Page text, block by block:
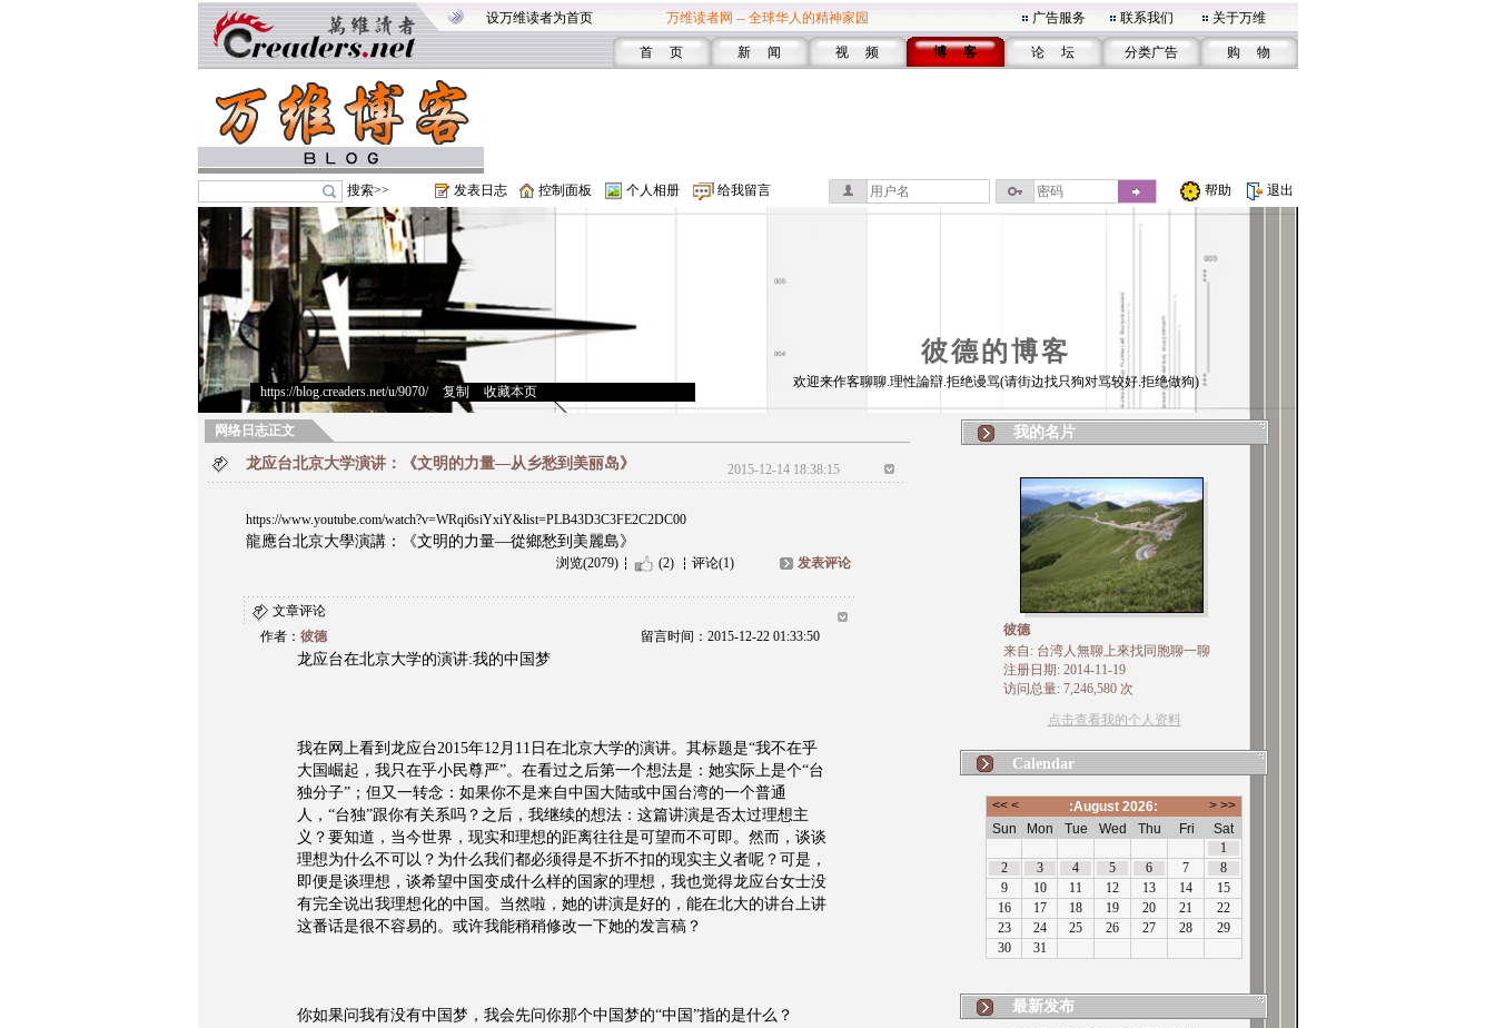
设万维读者为首页 万维读者网 -- 全球华人的精神家园 广告服务 联系我们 关于万维
首 页 新 闻 视 频 博 客 论 坛 分类广告 购 物
搜索>> 发表日志 控制面板 个人相册 给我留言 帮助 退出
彼德的博客
https://blog.creaders.net/u/9070/> 复制 收藏本页
欢迎来作客聊聊.理性論辯.拒绝谩骂(请街边找只狗对骂较好.拒绝做狗)
网络日志正文
龙应台北京大学演讲：《文明的力量—从乡愁到美丽岛》 2015-12-14 18:38:15
https://www.youtube.com/watch?v=WRqi6siYxiY&list=PLB43D3C3FE2C2DC00
龍應台北京大學演講：《文明的力量—從鄉愁到美麗島》
浏览(2079) (2) 评论(1) 发表评论
文章评论
作者： 彼德 留言时间：2015-12-22 01:33:50
龙应台在北京大学的演讲:我的中国梦
我在网上看到龙应台2015年12月11日在北京大学的演讲。其标题是“我不在乎
大国崛起，我只在乎小民尊严”。在看过之后第一个想法是：她实际上是个“台
独分子”；但又一转念：如果你不是来自中国大陆或中国台湾的一个普通
人，“台独”跟你有关系吗？之后，我继续的想法：这篇讲演是否太过理想主
义？要知道，当今世界，现实和理想的距离往往是可望而不可即。然而，谈谈
理想为什么不可以？为什么我们都必须得是不折不扣的现实主义者呢？可是，
即便是谈理想，谈希望中国变成什么样的国家的理想，我也觉得龙应台女士没
有完全说出我理想化的中国。当然啦，她的讲演是好的，能在北大的讲台上讲
这番话是很不容易的。或许我能稍稍修改一下她的发言稿？
你如果问我有没有中国梦，我会先问你那个中国梦的“中国”指的是什么？
我的名片
彼德
来自: 台湾人無聊上來找同胞聊一聊
注册日期: 2014-11-19
访问总量: 7,246,580 次
点击查看我的个人资料
Calendar
最新发布